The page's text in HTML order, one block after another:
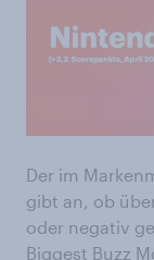
Der im
gibt an, ob
oder negativ
Biggest Buzz